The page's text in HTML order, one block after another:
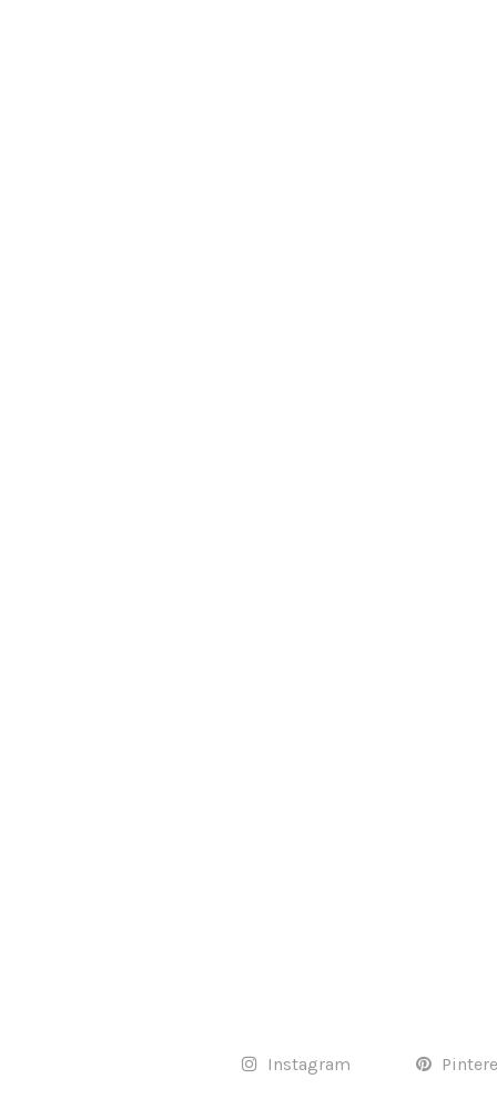
Instagram